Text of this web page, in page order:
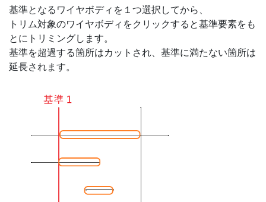
基準となるワイヤボディを１つ選択してから、
トリム対象のワイヤボディをクリックすると基準要素をも
とにトリミングします。
基準を超過する箇所はカットされ、基準に満たない箇所は
延長されます。